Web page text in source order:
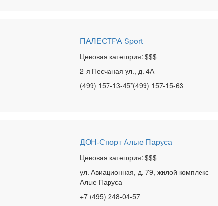
ПАЛЕСТРА Sport
Ценовая категория: $$$
2-я Песчаная ул., д. 4А
(499) 157-13-45*(499) 157-15-63
ДОН-Спорт Алые Паруса
Ценовая категория: $$$
ул. Авиационная, д. 79, жилой комплекс
Алые Паруса
+7 (495) 248-04-57